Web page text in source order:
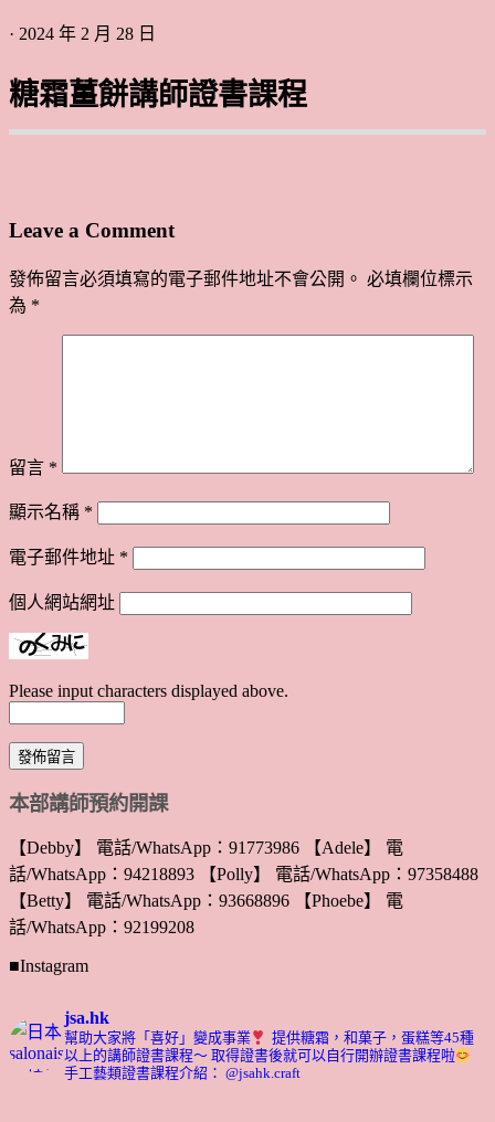
· 2024 年 2 月 28 日
糖霜薑餅講師證書課程
Leave a Comment
發佈留言必須填寫的電子郵件地址不會公開。 必填欄位標示
為 *
留言 *
顯示名稱 *
電子郵件地址 *
個人網站網址
Please input characters displayed above.
本部講師預約開課
【Debby】 電話/WhatsApp：91773986 【Adele】 電
話/WhatsApp：94218893 【Polly】 電話/WhatsApp：97358488
【Betty】 電話/WhatsApp：93668896 【Phoebe】 電
話/WhatsApp：92199208
■Instagram
jsa.hk
幫助大家將「喜好」變成事業
提供糖霜，和菓子，蛋糕等45種
以上的講師證書課程～ 取得證書後就可以自行開辦證書課程啦
手工藝類證書課程介紹： @jsahk.craft